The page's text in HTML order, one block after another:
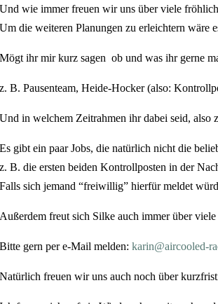
Und wie immer freuen wir uns über viele
Um die weiteren Planungen zu erleichtern wäre
Mögt ihr mir kurz sagen ob und was ihr gerne
z. B. Pausenteam, Heide-Hocker (also:
Und in welchem Zeitrahmen ihr dabei seid, also
Es gibt ein paar Jobs, die natürlich nicht die
z. B. die ersten beiden Kontrollposten in der
Falls sich jemand “freiwillig” hierfür meldet
Außerdem freut sich Silke auch immer über
Bitte gern per e-Mail melden:karin@aircooled-
Natürlich freuen wir uns auch noch über